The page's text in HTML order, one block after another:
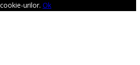
urilor. Ok